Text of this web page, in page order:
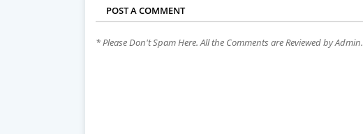
POST A COMMENT
* Please Don't Spam Here. All the Comments are Reviewed by Admin.